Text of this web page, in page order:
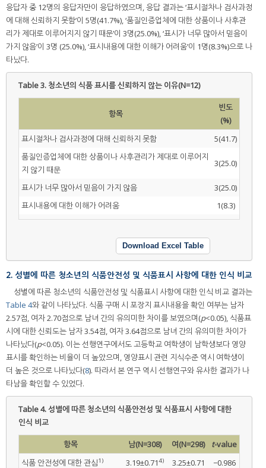
응답자 중 12명의 응답자만이 응답하였으며, 응답 결과는 ‘표시절차나 검사과정
에 대해 신뢰하지 못함’이 5명(41.7%), ‘품질인증업체에 대한 상품이나 사후관
리가 제대로 이루어지지 않기 때문’이 3명(25.0%), ‘표시가 너무 많아서 믿음이
가지 않음’이 3명 (25.0%), ‘표시내용에 대한 이해가 어려움’이 1명(8.3%)으로 나
타났다.
Table 3. 청소년의 식품 표시를 신뢰하지 않는 이유(N=12)
항목
빈도
(%)
표시절차나 검사과정에 대해 신뢰하지 못함
5(41.7)
품질인증업체에 대한 상품이나 사후관리가 제대로 이루어지
지 않기 때문
3(25.0)
표시가 너무 많아서 믿음이 가지 않음
3(25.0)
표시내용에 대한 이해가 어려움
1(8.3)
Download Excel Table
2. 성별에 따른 청소년의 식품안전성 및 식품표시 사항에 대한 인식 비교
성별에 따른 청소년의 식품안전성 및 식품표시 사항에 대한 인식 비교 결과는
Table 4와 같이 나타났다. 식품 구매 시 포장지 표시내용을 확인 여부는 남자
2.57점, 여자 2.70점으로 남녀 간의 유의미한 차이를 보였으며(p<0.05), 식품표
시에 대한 신뢰도는 남자 3.54점, 여자 3.64점으로 남녀 간의 유의미한 차이가
나타났다(p<0.05). 이는 선행연구에서도 고등학교 여학생이 남학생보다 영양
표시를 확인하는 비율이 더 높았으며, 영양표시 관련 지식수준 역시 여학생이
더 높은 것으로 나타났다(8). 따라서 본 연구 역시 선행연구와 유사한 결과가 나
타남을 확인할 수 있었다.
Table 4.성별에 따른 청소년의 식품안전성 및 식품표시 사항에 대한
인식 비교
항목 남(N=308) 여(N=298) t-value
식품 안전성에 대한 관심1) 3.19±0.714) 3.25±0.71
−0.986